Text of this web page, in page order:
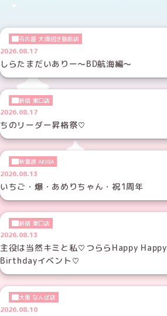
名古屋 大須招き猫前店
2026.08.17
しらたまだいありー～BD航海編～
新宿 東口店
2026.08.17
ちのリーダー昇格祭♡
秋葉原 AKIBA
2026.08.13
いちご・爆・あめりちゃん・祝1周年
新宿 東口店
2026.08.13
主役は当然キミと私♡つららHappy Happy
Birthdayイベント♡
大阪 なんば店
2026.08.10